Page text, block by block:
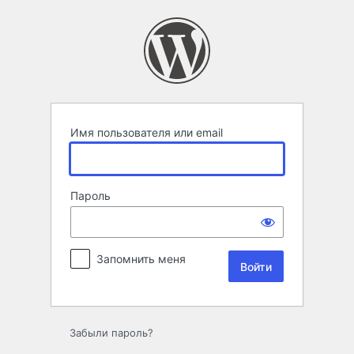
Имя пользователя или email
Пароль
Запомнить меня
Забыли пароль?